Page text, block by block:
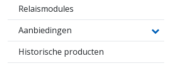
Relaismodules
Aanbiedingen
Historische producten